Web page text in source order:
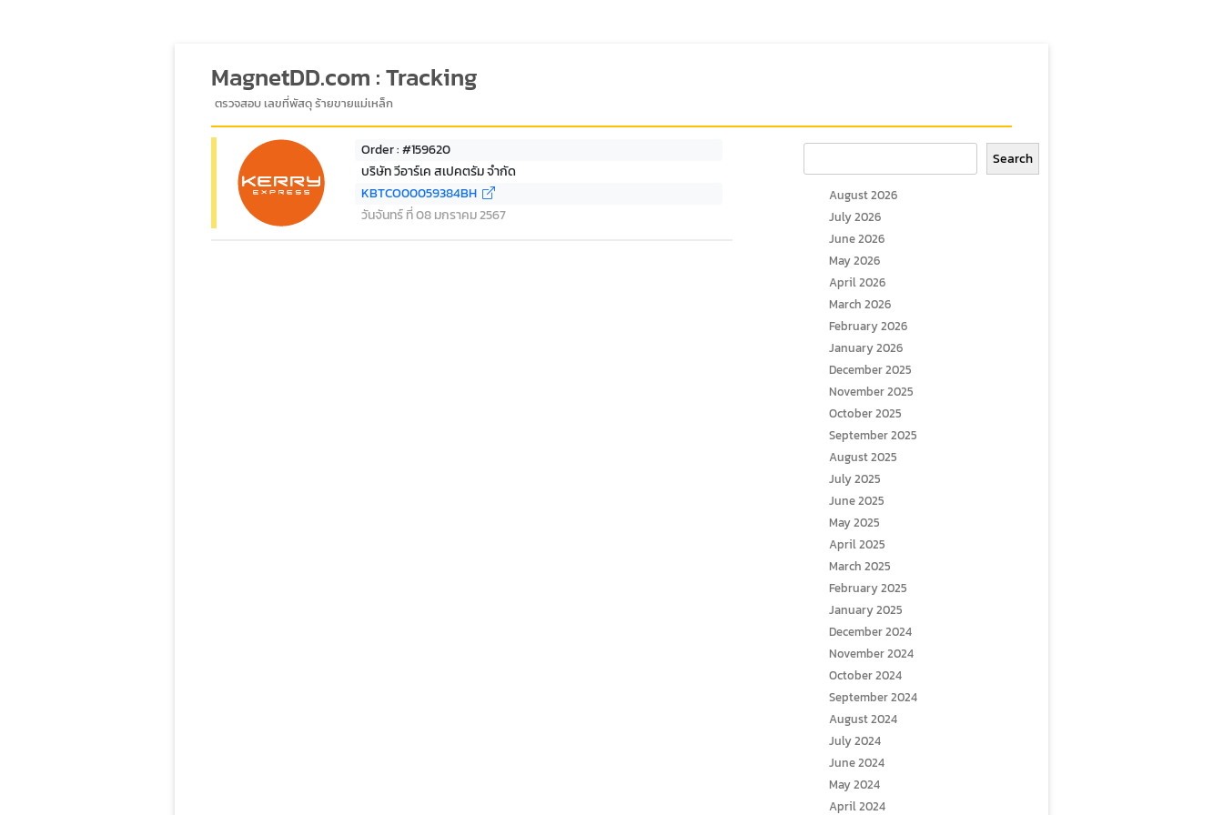
MagnetDD.com : Tracking
ตรวจสอบ เลขที่พัสดุ ร้ายขายแม่เหล็ก
Order : #159620
บริษัท วีอาร์เค สเปคตรัม จำกัด
KBTCO00059384BH
วันจันทร์ ที่ 08 มกราคม 2567
Search
August 2026
July 2026
June 2026
May 2026
April 2026
March 2026
February 2026
January 2026
December 2025
November 2025
October 2025
September 2025
August 2025
July 2025
June 2025
May 2025
April 2025
March 2025
February 2025
January 2025
December 2024
November 2024
October 2024
September 2024
August 2024
July 2024
June 2024
May 2024
April 2024